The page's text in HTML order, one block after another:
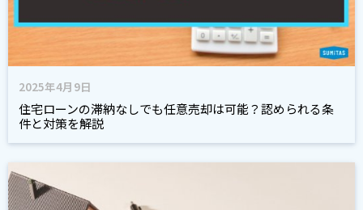
2025年4月9日
住宅ローンの滞納なしでも任意売却は可能？認められる条
件と対策を解説